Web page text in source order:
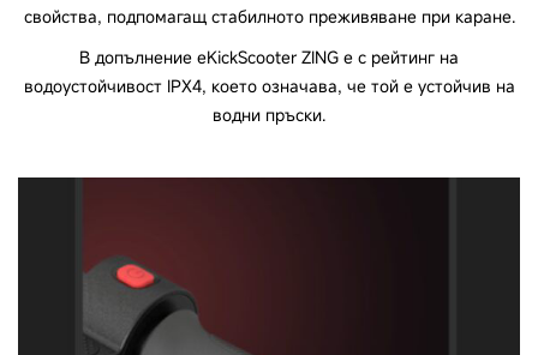
свойства, подпомагащ стабилното преживяване при каране.
В допълнение eKickScooter ZING е с рейтинг на
водоустойчивост IPX4, което означава, че той е устойчив на
водни пръски.